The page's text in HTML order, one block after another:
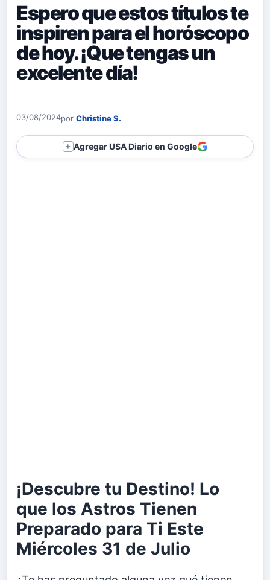
Espero que estos títulos te
inspiren para el horóscopo
de hoy. ¡Que tengas un
excelente día!
03/08/2024por Christine S.
＋ Agregar USA Diario en Google
¡Descubre tu Destino! Lo
que los Astros Tienen
Preparado para Ti Este
Miércoles 31 de Julio